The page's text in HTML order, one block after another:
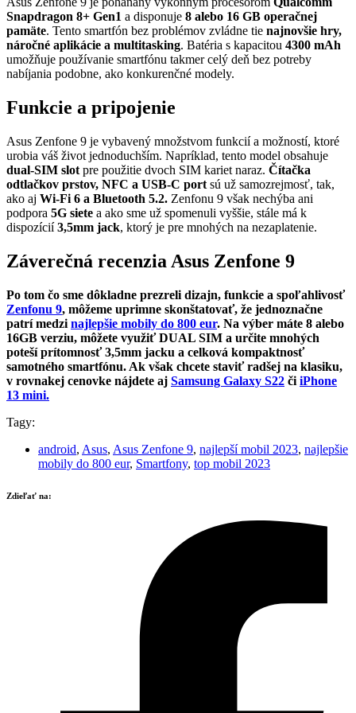
Snapdragon 8+ Gen1 a disponuje 8 alebo 16 GB operačnej
pamäte. Tento smartfón bez problémov zvládne tie najnovšie hry,
náročné aplikácie a multitasking. Batéria s kapacitou 4300 mAh
umožňuje používanie smartfónu takmer celý deň bez potreby
nabíjania podobne, ako konkurenčné modely.
Funkcie a pripojenie
Asus Zenfone 9 je vybavený množstvom funkcií a možností, ktoré
urobia váš život jednoduchším. Napríklad, tento model obsahuje
dual-SIM slot pre použitie dvoch SIM kariet naraz. Čítačka
odtlačkov prstov, NFC a USB-C port sú už samozrejmosť, tak,
ako aj Wi-Fi 6 a Bluetooth 5.2. Zenfonu 9 však nechýba ani
podpora 5G siete a ako sme už spomenuli vyššie, stále má k
dispozícií3,5mm jack, ktorý je pre mnohých na nezaplatenie.
Záverečná recenzia Asus Zenfone 9
Po tom čo sme dôkladne prezreli dizajn, funkcie a spoľahlivosť
Zenfonu 9, môžeme uprimne skonštatovať, že jednoznačne
patrí medzi najlepšie mobily do 800 eur. Na výber máte 8 alebo
16GB verziu, môžete využiť DUAL SIM a určite mnohých
poteší prítomnosť 3,5mm jacku a celková kompaktnosť
samotného smartfónu. Ak však chcete staviť radšej na klasiku,
v rovnakej cenovke nájdete aj Samsung Galaxy S22 či iPhone
13 mini.
Tagy:
android, Asus, Asus Zenfone 9, najlepší mobil 2023, najlepšie
mobily do 800 eur, Smartfony, top mobil 2023
Zdieľať na: